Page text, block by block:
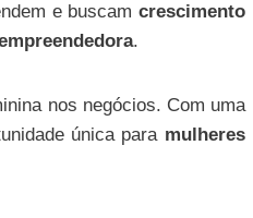
e buscam crescimento
.
nos negócios. Com uma
única para mulheres